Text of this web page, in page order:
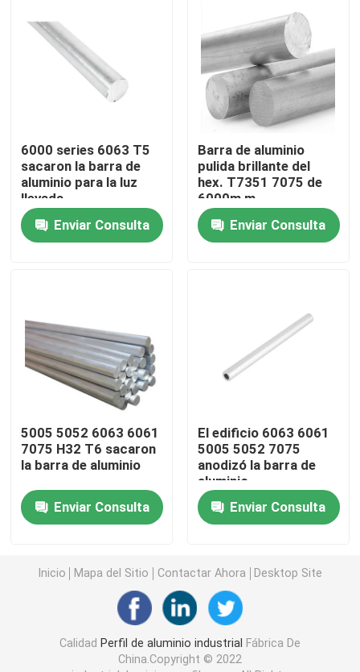
VR Show
Perfil de aluminio industrial
Perfil de aluminio de la protuberancia
V perfil de aluminio de la ranura
perfil del aluminio del CNC
Accesorios de aluminio del perfil
hoja del aluminio 6061
barra de aluminio sacada
6000 series 6063 T5
sacaron la barra de
aluminio para la luz
llevada
Enviar Consulta
Barra de aluminio
pulida brillante del
hex. T7351 7075 de
6000m m
Enviar Consulta
5005 5052 6063 6061
7075 H32 T6 sacaron
la barra de aluminio
Enviar Consulta
El edificio 6063 6061
5005 5052 7075
anodizó la barra de
aluminio
Enviar Consulta
Inicio Mapa del Sitio Contactar Ahora Desktop Site
Calidad Perfil de aluminio industrial
Fábrica De
China.Copyright © 2022